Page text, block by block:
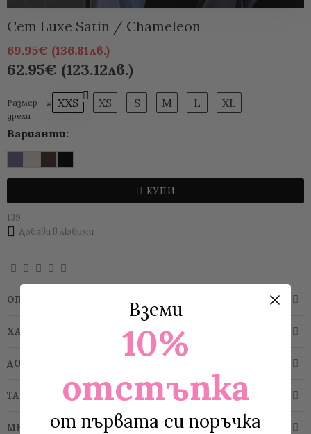
Сет Luxe Satin / Chameleon
62.95€ (123.12лв.)
69.95€ (136.81лв.)
Размер
дрехи
XXS XS S M L XL
Варианти:
КУПИ
139
Добави в любими
ОПИСАНИЕ
ХАРАКТЕРИСТИКИ
ДОСТАВКА
ТАБЛИЦА РАЗМЕРИ
МНЕНИЯ
Вземи
10%
отстъпка
от първата си поръчка